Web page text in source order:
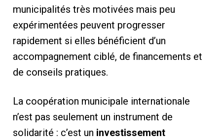
municipalités très motivées mais peu
expérimentées peuvent progresser
rapidement si elles bénéficient d’un
accompagnement ciblé, de financements et
de conseils pratiques.
La coopération municipale internationale
n’est pas seulement un instrument de
solidarité : c’est un investissement